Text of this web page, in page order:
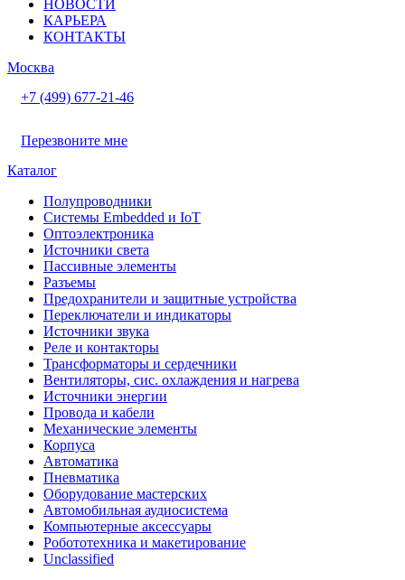
НОВОСТИ
КАРЬЕРА
КОНТАКТЫ
Москва
+7 (499) 677-21-46
Перезвоните мне
Каталог
Полупроводники
Системы Embedded и IoT
Oптоэлектроника
Источники света
Пассивные элементы
Разъeмы
Предохранители и защитные устройства
Переключатели и индикаторы
Источники звука
Реле и контакторы
Трансформаторы и сердечники
Вентиляторы, сис. охлаждения и нагрева
Источники энергии
Провода и кабели
Механические элементы
Корпуса
Автоматика
Пневматика
Оборудование мастерских
Автомобильная аудиосистема
Компьютерные аксессуары
Робототехника и макетирование
Unclassified